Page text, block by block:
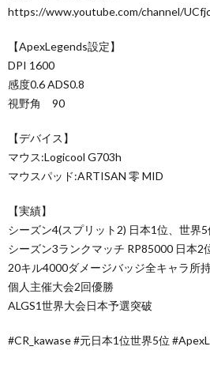
https://www.youtube.com/channel/
【ApexLegends設定】
DPI 1600
感度0.6 ADS0.8
視野角 90
【デバイス】
マウス:Logicool G703h
マウスパッド:ARTISAN 零 MID
【実績】
シーズン4(スプリット2) 日本1位、世界5
シーズン3ランクマッチ RP85000 日本2
20キル4000ダメージバッジ全キャラ所
個人主催大会2回優勝
ALGS1世界大会日本予選突破
#CR_kawase​ #元日本1位世界5位​